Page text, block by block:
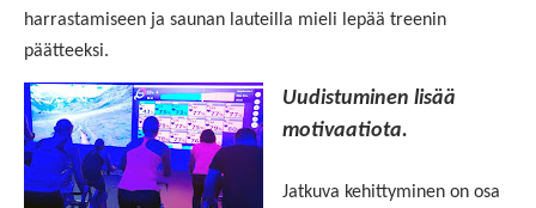
harrastamiseen ja saunan lauteilla mieli lepää treenin
päätteeksi.
Uudistuminen lisää
motivaatiota.
Jatkuva kehittyminen on osa